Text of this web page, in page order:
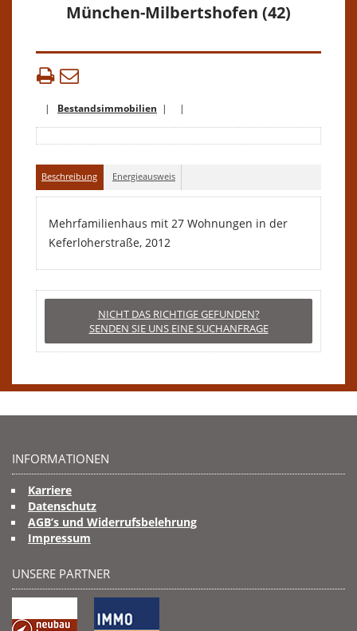
München-Milbertshofen (42)
| Bestandsimmobilien | |
Beschreibung Energieausweis
Mehrfamilienhaus mit 27 Wohnungen in der
Keferloherstraße, 2012
NICHT DAS RICHTIGE GEFUNDEN?
SENDEN SIE UNS EINE SUCHANFRAGE
INFORMATIONEN
Karriere
Datenschutz
AGB’s und Widerrufsbelehrung
Impressum
UNSERE PARTNER